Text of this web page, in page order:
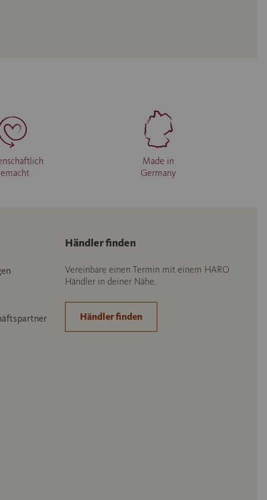
Made in
Germany
Händler finden
Vereinbare einen Termin mit einem HARO
Händler in deiner Nähe.
Händler finden